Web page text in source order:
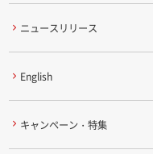
ニュースリリース
English
キャンペーン・特集